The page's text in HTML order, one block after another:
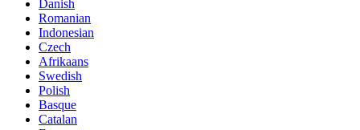
Danish
Romanian
Indonesian
Czech
Afrikaans
Swedish
Polish
Basque
Catalan